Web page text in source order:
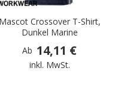
Mascot Crossover T-Shirt,
Dunkel Marine
Ab 14,11 €
inkl. MwSt.